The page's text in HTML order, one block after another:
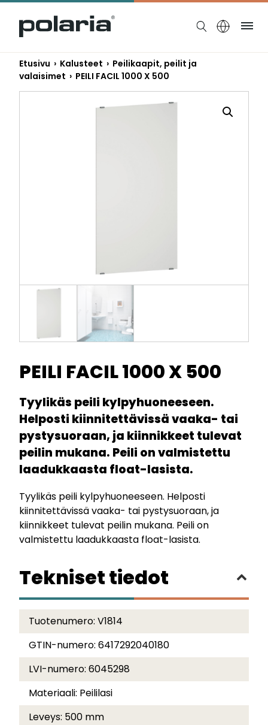
https://polaria.fi/name
Etusivu › Kalusteet › Peilikaapit, peilit ja
valaisimet › PEILI FACIL 1000 X 500
PEILI FACIL 1000 X 500
Tyylikäs peili kylpyhuoneeseen.
Helposti kiinnitettävissä vaaka- tai
pystysuoraan, ja kiinnikkeet tulevat
peilin mukana. Peili on valmistettu
laadukkaasta float-lasista.
Tyylikäs peili kylpyhuoneeseen. Helposti
kiinnitettävissä vaaka- tai pystysuoraan, ja
kiinnikkeet tulevat peilin mukana. Peili on
valmistettu laadukkaasta float-lasista.
Tekniset tiedot
Tuotenumero: V1814
GTIN-numero: 6417292040180
LVI-numero: 6045298
Materiaali: Peililasi
Leveys: 500 mm